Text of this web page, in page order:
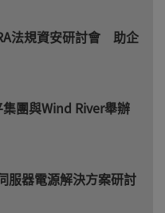
法規資安研討會 助企
團與Wind River舉辦
服器電源解決方案研討